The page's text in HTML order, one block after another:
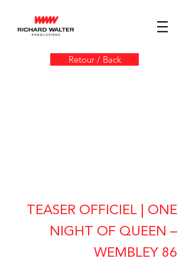
Retour / Back
TEASER OFFICIEL | ONE
NIGHT OF QUEEN –
WEMBLEY 86